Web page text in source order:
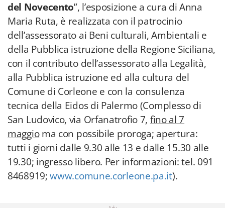
del Novecento”, l’esposizione a cura di Anna
Maria Ruta, è realizzata con il patrocinio
dell’assessorato ai Beni culturali, Ambientali e
della Pubblica istruzione della Regione Siciliana,
con il contributo dell’assessorato alla Legalità,
alla Pubblica istruzione ed alla cultura del
Comune di Corleone e con la consulenza
tecnica della Eidos di Palermo (Complesso di
San Ludovico, via Orfanatrofio 7, fino al 7
maggioma con possibile proroga; apertura:
tutti i giorni dalle 9.30 alle 13 e dalle 15.30 alle
19.30; ingresso libero. Per informazioni: tel. 091
8468919;www.comune.corleone.pa.it).